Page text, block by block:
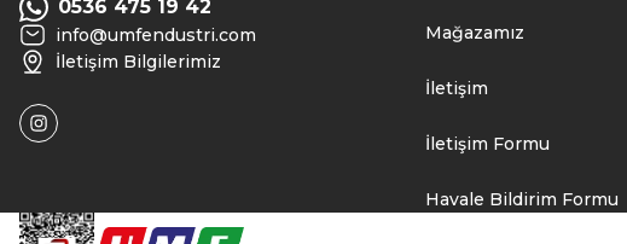
0536 475 19 42
info@umfendustri.com
İletişim Bilgilerimiz
Mağazamız
İletişim
İletişim Formu
Havale Bildirim Formu